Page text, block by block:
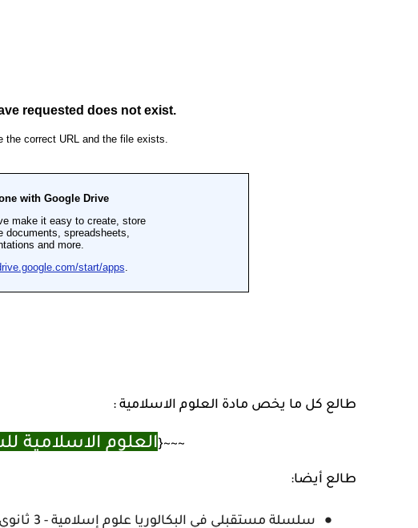
طالع كل ما يخص مادة العلوم الاسلامية :
~~~{العلوم الاسلامية
طالع أيضا:
سلسلة مستقبلي في البكالوريا علوم إسلامية - 3 ثانوي